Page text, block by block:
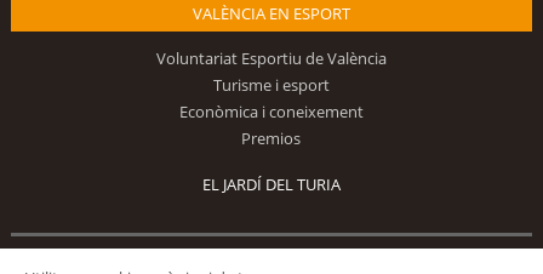
VALÈNCIA EN ESPORT
Voluntariat Esportiu de València
Turisme i esport
Econòmica i coneixement
Premios
EL JARDÍ DEL TURIA